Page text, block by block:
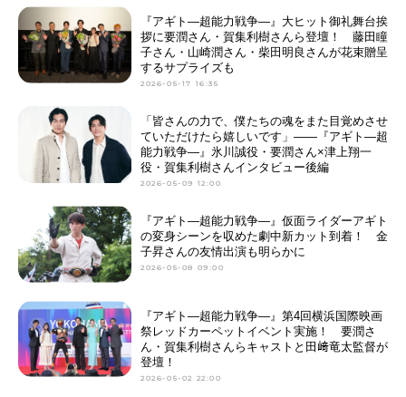
『アギト—超能力戦争—』大ヒット御礼舞台挨
拶に要潤さん・賀集利樹さんら登壇！ 藤田瞳
子さん・山崎潤さん・柴田明良さんが花束贈呈
するサプライズも
2026-05-17 16:35
「皆さんの力で、僕たちの魂をまた目覚めさせ
ていただけたら嬉しいです」――『アギト—超
能力戦争—』氷川誠役・要潤さん×津上翔一
役・賀集利樹さんインタビュー後編
2026-05-09 12:00
『アギト—超能力戦争—』仮面ライダーアギト
の変身シーンを収めた劇中新カット到着！ 金
子昇さんの友情出演も明らかに
2026-05-08 09:00
『アギト―超能力戦争―』第4回横浜国際映画
祭レッドカーペットイベント実施！ 要潤さ
ん・賀集利樹さんらキャストと田﨑竜太監督が
登壇！
2026-05-02 22:00